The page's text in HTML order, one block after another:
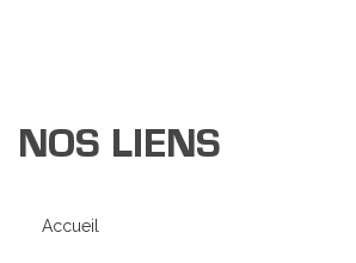
NOS LIENS
Accueil